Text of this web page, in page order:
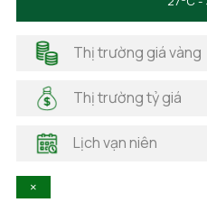
Hà Giang
Hải Dương
Hải Phòng
Hà Tĩnh
Hòa Bình
Thị trường giá vàng
Thị trường tỷ giá
Lịch vạn niên
×